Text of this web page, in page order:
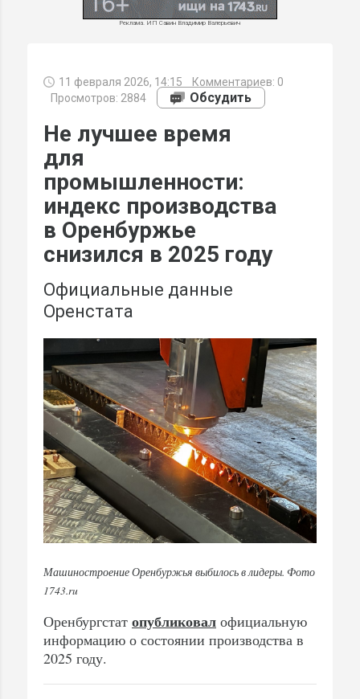
Реклама. ИП Савин Владимир Валерьевич
11 февраля 2026, 14:15 Комментариев: 0
Просмотров: 2884
Обсудить
Не лучшее время
для
промышленности:
индекс производства
в Оренбуржье
снизился в 2025 году
Официальные данные
Оренстата
Машиностроение Оренбуржья выбилось в лидеры. Фото
1743.ru
Оренбургстат опубликовал официальную
информацию о состоянии производства в
2025 году.